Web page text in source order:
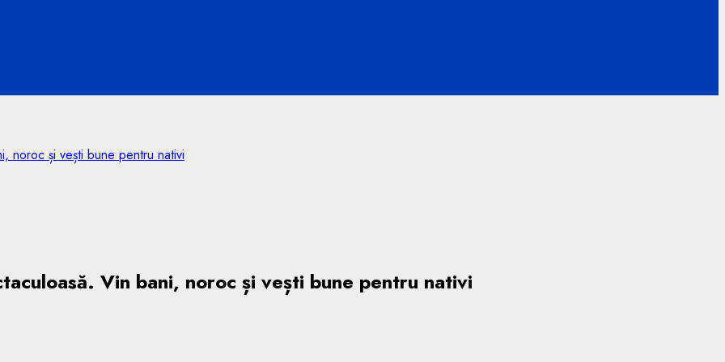
noroc și vești bune pentru nativi
Vin bani, noroc și vești bune pentru nativi